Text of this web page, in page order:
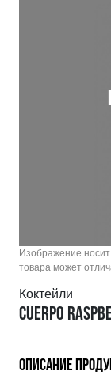
Изображение
товара может
Коктейли
CUERPO
ОПИСАНИЕ